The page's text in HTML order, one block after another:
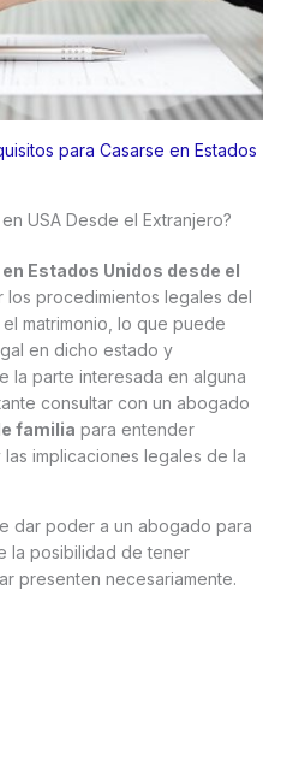
para Casarse en Estados
USA Desde el Extranjero?
Estados Unidos desde el
los procedimientos legales del
matrimonio, lo que puede
en dicho estado y
la parte interesada en alguna
consultar con un abogado
familia para entender
implicaciones legales de la
dar poder a un abogado para
la posibilidad de tener
presenten necesariamente.